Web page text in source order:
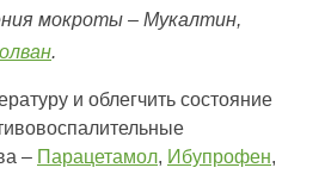
мокроты – Мукалтин,
.
и облегчить состояние
– Парацетамол, Ибупрофен,